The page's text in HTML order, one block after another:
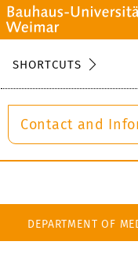
SHORTCUTS
Contact and
DEPARTMENT OF